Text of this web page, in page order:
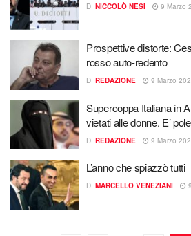
DI NICCOLÒ NESI 9 Marzo
Prospettive distorte:
rosso auto-redento
DI REDAZIONE 9 Marzo
Supercoppa Italiana in
vietati alle donne. E’
DI REDAZIONE 9 Marzo
L’anno che spiazzò tutti
DI MARCELLO VENEZIANI